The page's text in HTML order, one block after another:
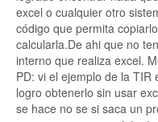
excel o cualquier otro
código que permita
calcularla.De ahi que no
interno que realiza excel.
PD: vi el ejemplo de la
logro obtenerlo sin usar
se hace no se si saca un